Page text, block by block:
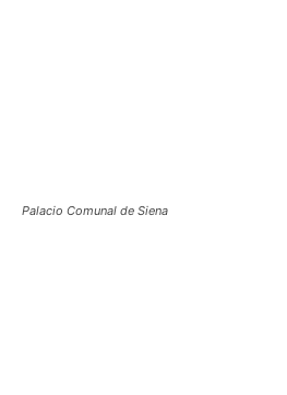
Palacio Comunal de Siena